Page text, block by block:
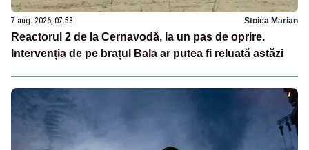
7 aug. 2026, 07:58 Stoica Marian
Reactorul 2 de la Cernavodă, la un pas de oprire.
Intervenția de pe brațul Bala ar putea fi reluată astăzi